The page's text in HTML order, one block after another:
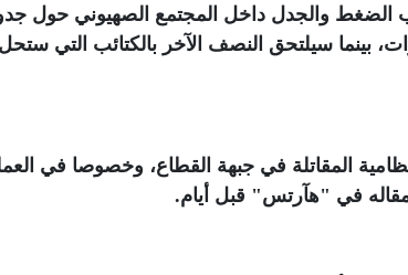
الضغط والجدل داخل المجتمع الصهيوني حول
بينما سيلتحق النصف الآخر بالكتائب التي
المقاتلة في جبهة القطاع، وخصوصا في
في "هآرتس" قبل أيام.